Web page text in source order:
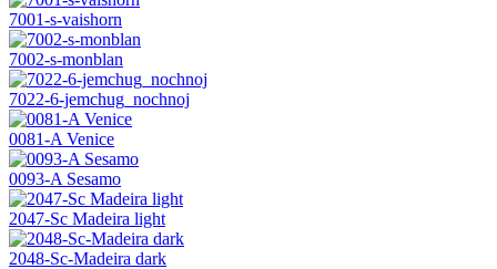
7001-s-vaishorn
7002-s-monblan
7022-6-jemchug_nochnoj
0081-A Venice
0093-A Sesamo
2047-Sc Madeira light
2048-Sc-Madeira dark